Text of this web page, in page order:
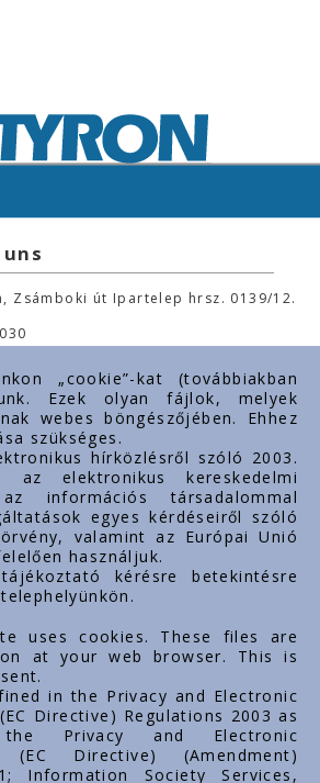
Zsámboki út Ipartelep hrsz. 0139/12.
„cookie”-kat (továbbiakban
Ezek olyan fájlok, melyek
webes böngészőjében. Ehhez
szükséges.
hírközlésről szóló 2003.
elektronikus kereskedelmi
információs társadalommal
egyes kérdéseiről szóló
valamint az Európai Unió
használjuk.
kérésre betekintésre
uses cookies. These files are
at your web browser. This is
in the Privacy and Electronic
Directive) Regulations 2003 as
Privacy and Electronic
(EC Directive) (Amendment)
Information Society Services,